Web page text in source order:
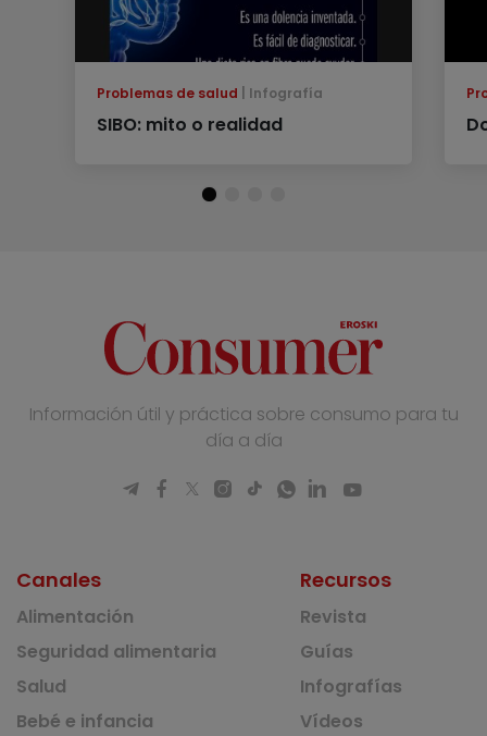
Problemas de salud Infografía
SIBO: mito o realidad
Información útil y práctica sobre consumo para tu
día a día
Canales
Alimentación
Seguridad alimentaria
Salud
Bebé e infancia
Recursos
Revista
Guías
Infografías
Vídeos